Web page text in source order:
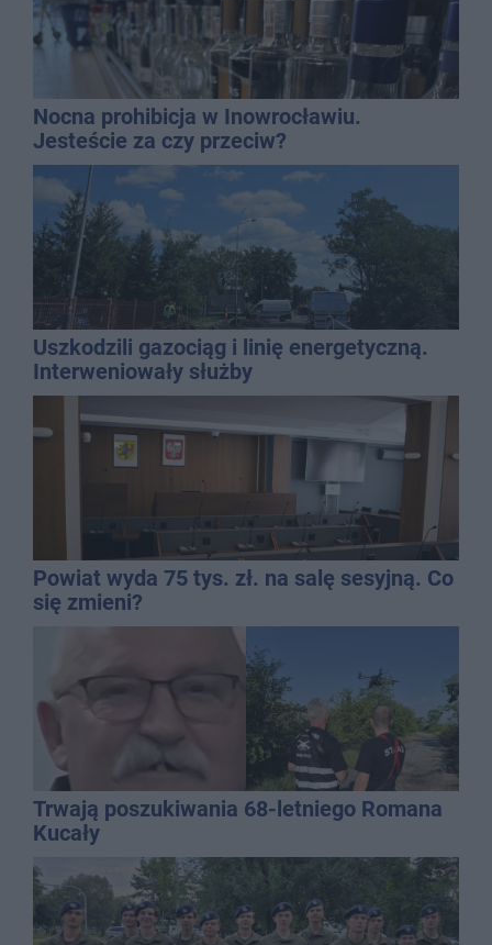
Nocna prohibicja w Inowrocławiu.
Jesteście za czy przeciw?
Uszkodzili gazociąg i linię energetyczną.
Interweniowały służby
Powiat wyda 75 tys. zł. na salę sesyjną. Co
się zmieni?
Trwają poszukiwania 68-letniego Romana
Kucały